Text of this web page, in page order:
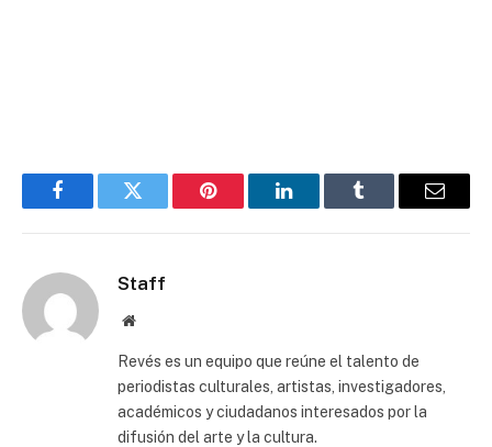
FacebookTwitter Pinterest LinkedInTumblr Email
Staff
Website
Revés es un equipo que reúne el talento de
periodistas culturales, artistas, investigadores,
académicos y ciudadanos interesados por la
difusión del arte y la cultura.